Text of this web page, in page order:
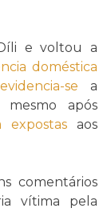
e voltou a
doméstica
evidencia-se a
após
expostas aos
comentários
vítima pela